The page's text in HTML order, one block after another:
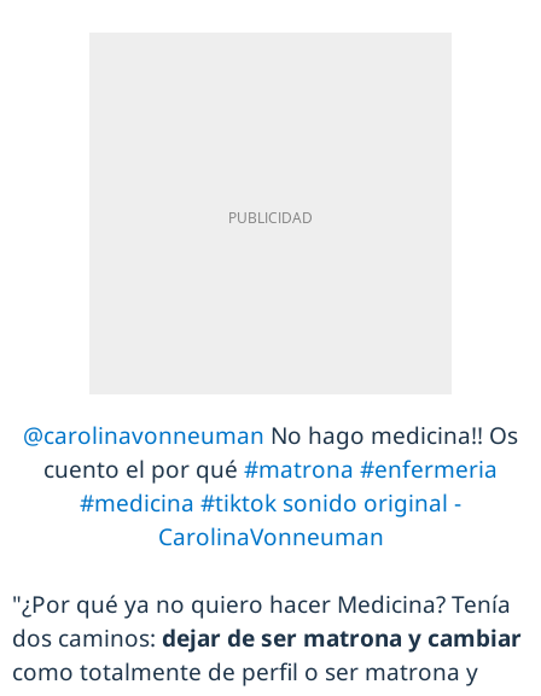
@carolinavonneuman No hago medicina!! Os
cuento el por qué #matrona #enfermeria
#medicina #tiktok sonido original -
CarolinaVonneuman
"¿Por qué ya no quiero hacer Medicina? Tenía
dos caminos: dejar de ser matrona y cambiar
como totalmente de perfil o ser matrona y